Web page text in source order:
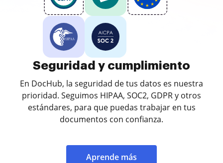
Seguridad y cumplimiento
En DocHub, la seguridad de tus datos es nuestra
prioridad. Seguimos HIPAA, SOC2, GDPR y otros
estándares, para que puedas trabajar en tus
documentos con confianza.
Aprende más